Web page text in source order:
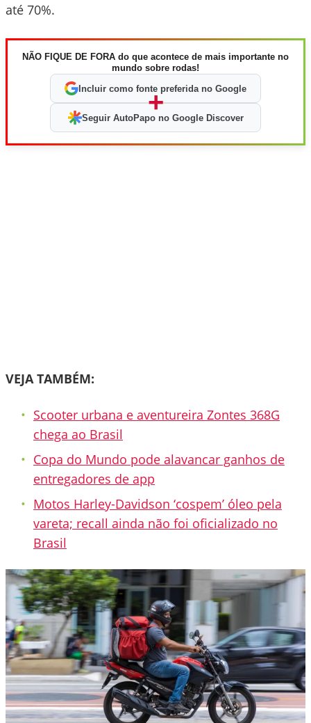
até 70%.
NÃO FIQUE DE FORA do que acontece de mais importante no
mundo sobre rodas!
Incluir como fonte preferida no Google
+
Seguir AutoPapo no Google Discover
VEJA TAMBÉM:
Scooter urbana e aventureira Zontes 368G
chega ao Brasil
Copa do Mundo pode alavancar ganhos de
entregadores de app
Motos Harley-Davidson ‘cospem’ óleo pela
vareta; recall ainda não foi oficializado no
Brasil